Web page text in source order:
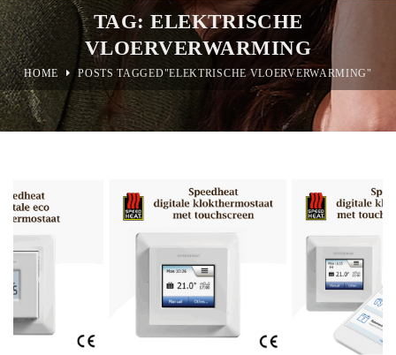
TAG: ELEKTRISCHE
VLOERVERWARMING
HOME POSTS TAGGED"ELEKTRISCHE VLOERVERWARMING"